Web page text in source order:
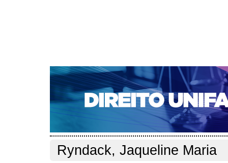
CAPA SOBRE ACESSO CADASTRO
NOTÍCIAS
EDIÇÕES DE Nº 1 A 100 WEBMAIL
Capa>Pesquisa> Perfil do autor
Perfil do autor
Ryndack, Jaqueline Maria